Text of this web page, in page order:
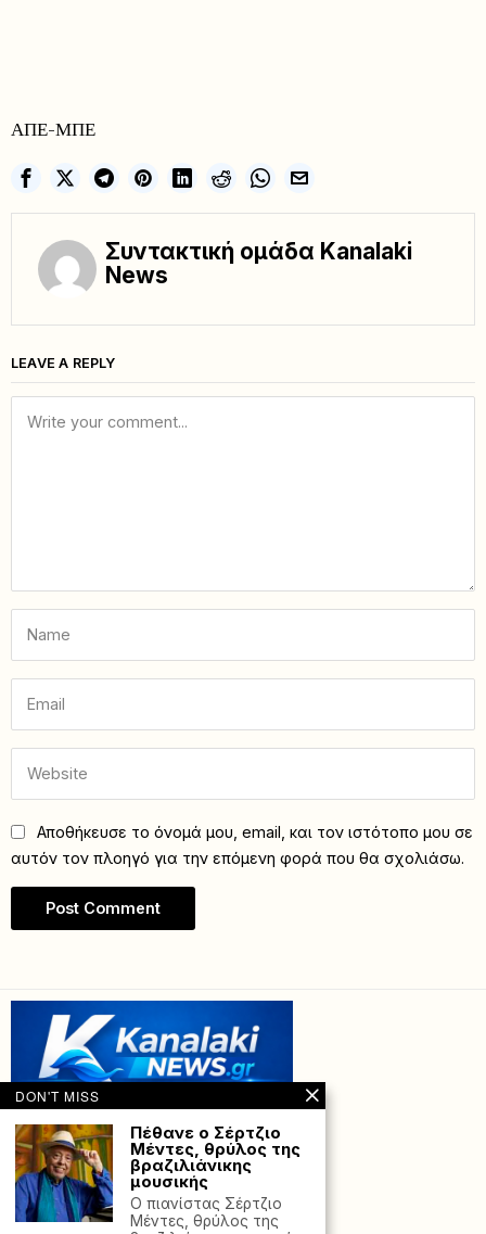
ΑΠΕ-ΜΠΕ
Συντακτική ομάδα Kanalaki
News
LEAVE A REPLY
Αποθήκευσε το όνομά μου, email, και τον ιστότοπο μου σε
αυτόν τον πλοηγό για την επόμενη φορά που θα σχολιάσω.
DON'T MISS
Πέθανε ο Σέρτζιο
Μέντες, θρύλος της
βραζιλιάνικης
μουσικής
Ο πιανίστας Σέρτζιο
Μέντες, θρύλος της